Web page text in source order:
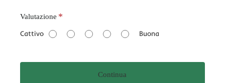
V
l
t
Valutazione
Cattivo Buona
Continua